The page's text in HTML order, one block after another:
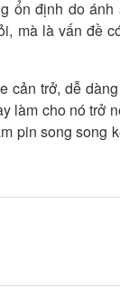
ổn định do
mà là vấn đề
cản trở, dễ
làm cho nó trở
pin song